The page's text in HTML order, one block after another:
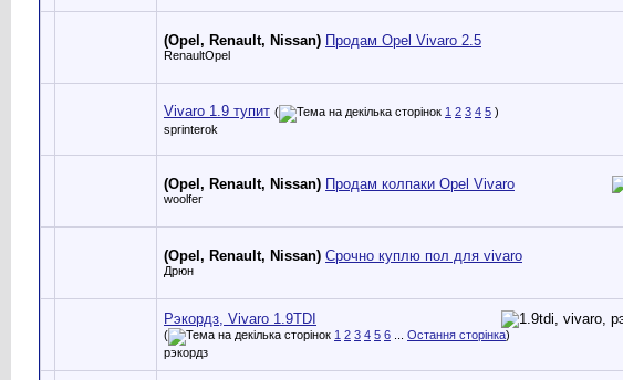
(Opel, Renault, Nissan) Продам Opel Vivaro 2.5
RenaultOpel
Vivaro 1.9 тупит ( 1 2 3 4 5 )
sprinterok
(Opel, Renault, Nissan) Продам колпаки Opel Vivaro
woolfer
(Opel, Renault, Nissan) Срочно куплю пол для vivaro
Дрюн
Рэкордз, Vivaro 1.9TDI
( 1 2 3 4 5 6 Остання сторінка)
рэкордз